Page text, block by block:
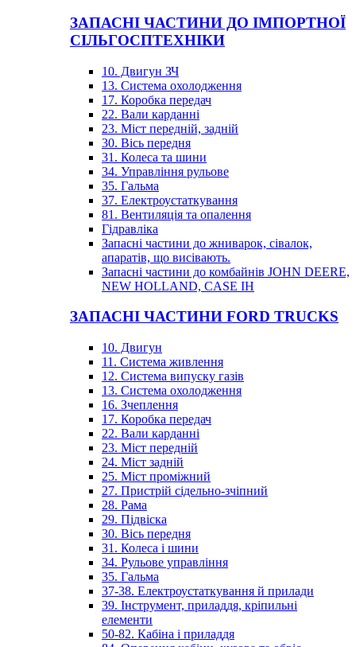
ЗАПАСНІ ЧАСТИНИ ДО ІМПОРТНОЇ
СІЛЬГОСПТЕХНІКИ
10. Двигун ЗЧ
13. Система охолодження
17. Коробка передач
22. Вали карданні
23. Міст передній, задній
30. Вісь передня
31. Колеса та шини
34. Управління рульове
35. Гальма
37. Електроустаткування
81. Вентиляція та опалення
Гідравліка
Запасні частини до жниварок, сівалок,
апаратів, що висівають.
Запасні частини до комбайнів JOHN DEERE,
NEW HOLLAND, CASE IH
ЗАПАСНІ ЧАСТИНИ FORD TRUCKS
10. Двигун
11. Система живлення
12. Система випуску газів
13. Система охолодження
16. Зчеплення
17. Коробка передач
22. Вали карданні
23. Міст передній
24. Міст задній
25. Міст проміжний
27. Пристрій сідельно-зчіпний
28. Рама
29. Підвіска
30. Вісь передня
31. Колеса і шини
34. Рульове управління
35. Гальма
37-38. Електроустаткування й прилади
39. Інструмент, приладдя, кріпильні
елементи
50-82. Кабіна і приладдя